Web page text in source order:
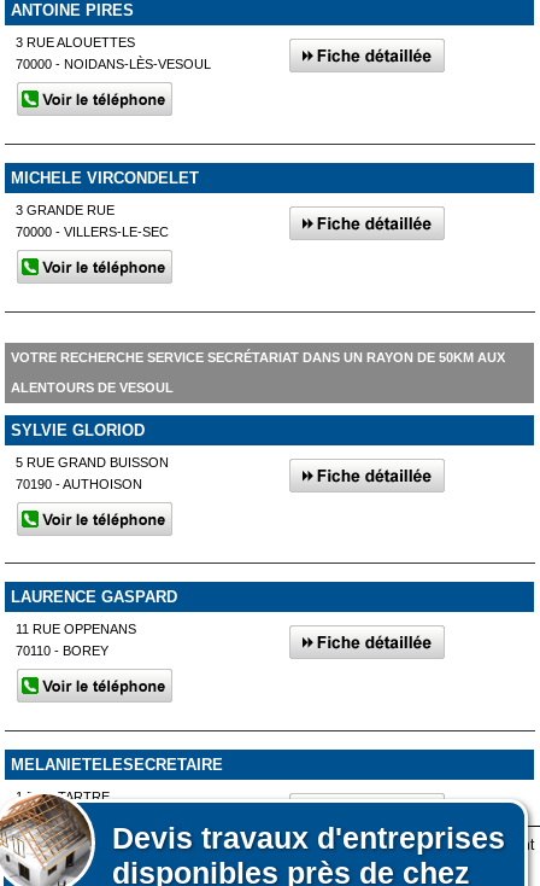
Devis travaux d'entreprises
disponibles près de chez
ANTOINE PIRES
3 RUE ALOUETTES
70000 - NOIDANS-LÈS-VESOUL
MICHELE VIRCONDELET
3 GRANDE RUE
70000 - VILLERS-LE-SEC
VOTRE RECHERCHE SERVICE SECRÉTARIAT DANS UN RAYON DE 50KM AUX
ALENTOURS DE VESOUL
SYLVIE GLORIOD
5 RUE GRAND BUISSON
70190 - AUTHOISON
LAURENCE GASPARD
11 RUE OPPENANS
70110 - BOREY
MELANIETELESECRETAIRE
1 RUE TARTRE
70000 - VALLEROIS-LE-BOIS
Lors de votre visite sur notre site des fichiers informatiques nommés cookies sont
déposés sur votre terminal. Ces cookies sont utilisés pour la navigation, le